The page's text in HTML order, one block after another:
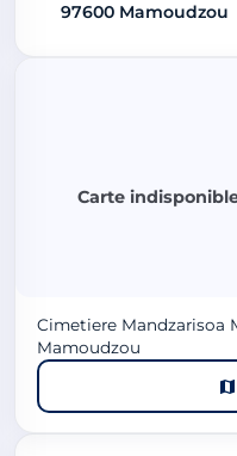
97600 Mamoudzou
Carte
Cimetiere Mandzarisoa
Mamoudzou